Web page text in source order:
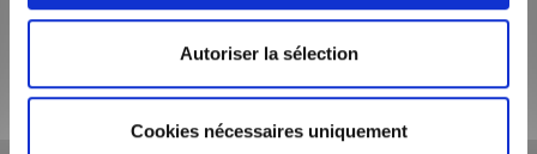
Autoriser la sélection
Cookies nécessaires uniquement
* Champs obligatoire